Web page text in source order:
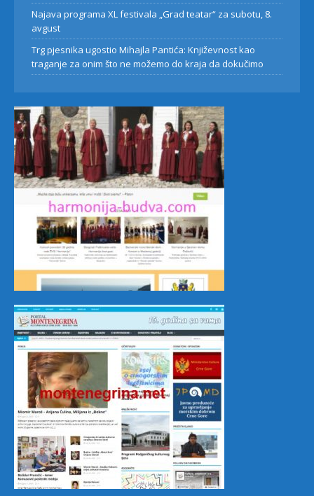
Najava programa XL festivala „Grad teatar“ za subotu, 8.
avgust
Trg pjesnika ugostio Mihajla Pantića: Književnost kao
traganje za onim što ne možemo do kraja da dokučimo